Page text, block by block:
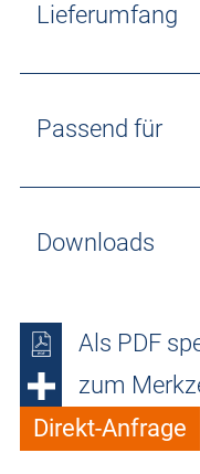
Lieferumfang
Passend für
Downloads
Als PDF
zum
Direkt-Anfrage